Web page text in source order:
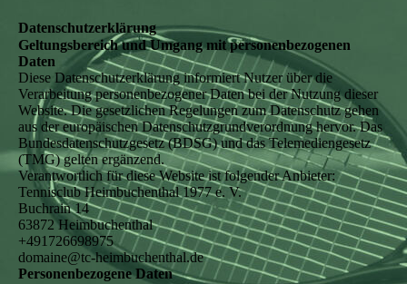
Datenschutzerklärung
Geltungsbereich und Umgang mit personenbezogenen
Daten
Diese Datenschutzerklärung informiert Nutzer über die
Verarbeitung personenbezogener Daten bei der Nutzung dieser
Website. Die gesetzlichen Regelungen zum Datenschutz gehen
aus der europäischen Datenschutzgrundverordnung hervor. Das
Bundesdatenschutzgesetz (BDSG) und das Telemediengesetz
(TMG) gelten ergänzend.
Verantwortlich für diese Website ist folgender Anbieter:
Tennisclub Heimbuchenthal 1977 e. V.
Buchrain 14
63872 Heimbuchenthal
+491726698975
domaine@tc-heimbuchenthal.de
Personenbezogene Daten